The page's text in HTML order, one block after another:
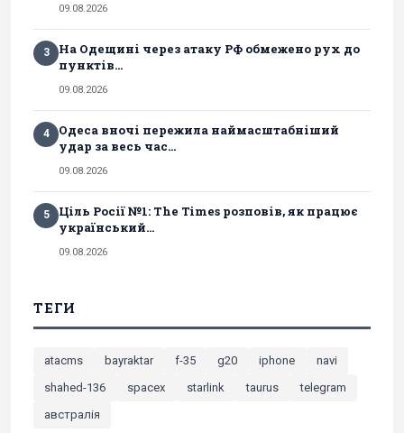
09.08.2026
3
На Одещині через атаку РФ обмежено рух до
пунктів...
09.08.2026
4
Одеса вночі пережила наймасштабніший
удар за весь час...
09.08.2026
5
Ціль Росії №1: The Times розповів, як працює
український...
09.08.2026
ТЕГИ
atacms bayraktar f-35 g20 iphone
navi
shahed-136
spacex starlink taurus
telegram
австралія